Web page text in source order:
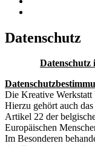
Datenschutz
Datenschutz
Die Kreative Werkstatt
Hierzu gehört auch
Artikel 22 der
Europäischen
Im Besonderen